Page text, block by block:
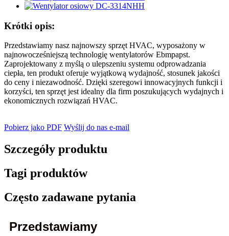
Krótki opis:
Przedstawiamy nasz najnowszy sprzęt HVAC, wyposażony w
najnowocześniejszą technologię wentylatorów Ebmpapst.
Zaprojektowany z myślą o ulepszeniu systemu odprowadzania
ciepła, ten produkt oferuje wyjątkową wydajność, stosunek jakości
do ceny i niezawodność. Dzięki szeregowi innowacyjnych funkcji i
korzyści, ten sprzęt jest idealny dla firm poszukujących wydajnych i
ekonomicznych rozwiązań HVAC.
Pobierz jako PDF Wyślij do nas e-mail
Szczegóły produktu
Tagi produktów
Często zadawane pytania
Przedstawiamy